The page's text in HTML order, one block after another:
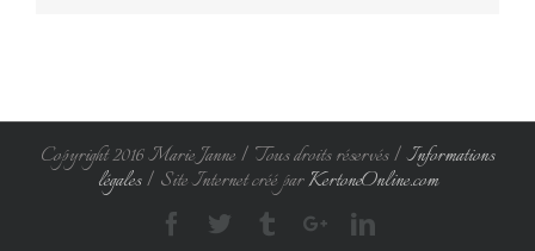
Copyright 2016 Marie Janne | Tous droits réservés |Informations
légales| Site Internet créé parKertoneOnline.com
Facebook
TwitterTumblrGoogleplus
Linkedin